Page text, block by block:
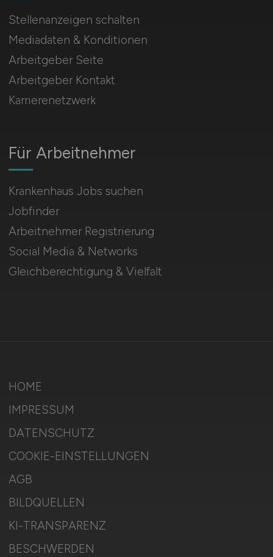
Für Arbeitnehmer
Krankenhaus Jobs suchen
Jobfinder
Arbeitnehmer Registrierung
Social Media & Networks
Gleichberechtigung & Vielfalt
Stellenanzeigen schalten
Mediadaten & Konditionen
Arbeitgeber Seite
Arbeitgeber Kontakt
Karrierenetzwerk
HOME
IMPRESSUM
DATENSCHUTZ
COOKIE-EINSTELLUNGEN
AGB
BILDQUELLEN
KI-TRANSPARENZ
BESCHWERDEN